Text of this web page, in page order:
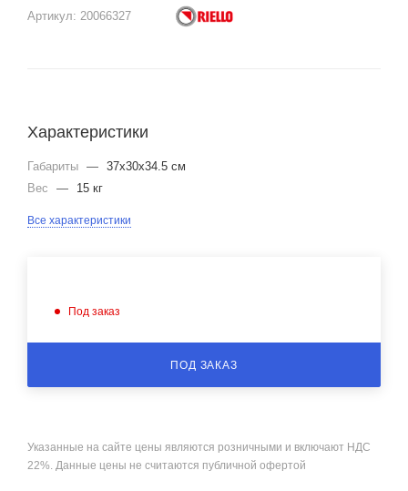
Артикул: 20066327
Характеристики
Габариты — 37x30x34.5 см
Вес
— 15 кг
Все характеристики
Под заказ
ПОД ЗАКАЗ
Указанные на сайте цены являются розничными и включают НДС
22%. Данные цены не считаются публичной офертой